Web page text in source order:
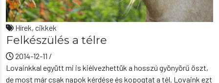
Hírek, cikkek
Felkészülés a télre
2014-12-11 /
Lovainkkal együtt mi is kiélvezhettük a hosszú gyönyörű őszt,
de most már csak napok kérdése és kopogtat a tél. Lovaink ezt